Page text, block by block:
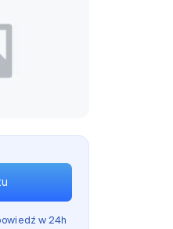
w 24h